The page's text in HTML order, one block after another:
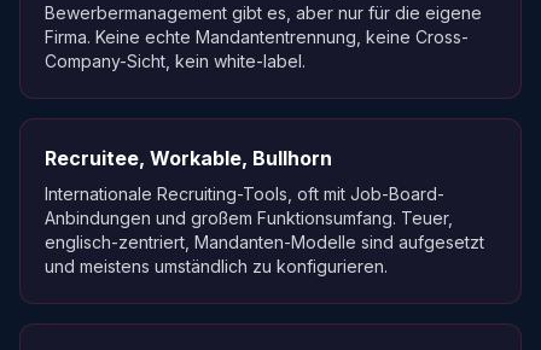
Bewerbermanagement gibt es, aber nur für die eigene
Firma. Keine echte Mandantentrennung, keine Cross-
Company-Sicht, kein white-label.
Recruitee, Workable, Bullhorn
Internationale Recruiting-Tools, oft mit Job-Board-
Anbindungen und großem Funktionsumfang. Teuer,
englisch-zentriert, Mandanten-Modelle sind aufgesetzt
und meistens umständlich zu konfigurieren.